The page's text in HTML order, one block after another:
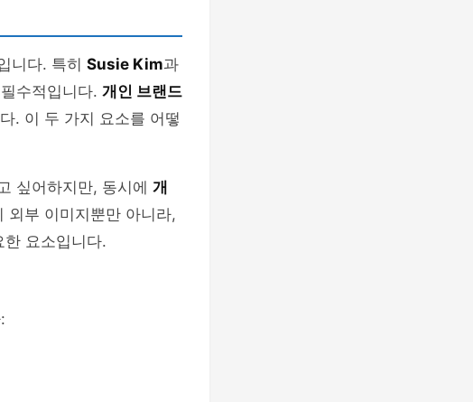
니다. 특히 Susie Kim과
수적입니다. 개인 브랜드
. 이 두 가지 요소를 어떻
싶어하지만, 동시에 개
외부 이미지뿐만 아니라,
요소입니다.